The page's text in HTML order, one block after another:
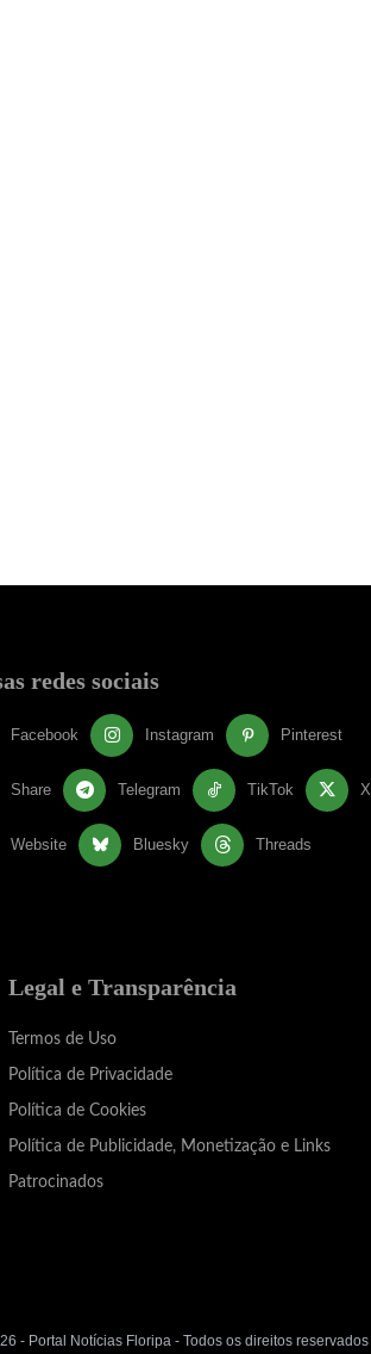
redes sociais
Facebook Instagram Pinterest
Share Telegram TikTok X
Website Bluesky Threads
Legal e Transparência
Termos de Uso
Política de Privacidade
Política de Cookies
Política de Publicidade, Monetização e Links
Patrocinados
- Portal Notícias Floripa - Todos os direitos reservados